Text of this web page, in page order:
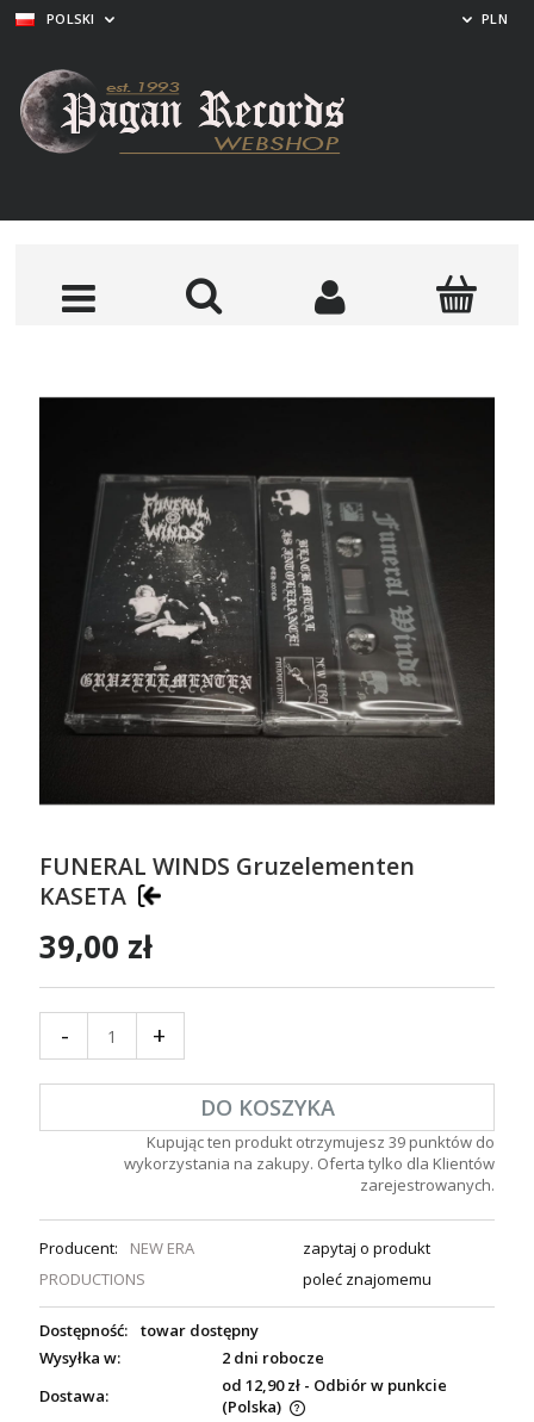
POLSKI PLN
FUNERAL WINDS Gruzelementen
KASETA
39,00 zł
- +
DO KOSZYKA
Kupując ten produkt otrzymujesz 39 punktów do
wykorzystania na zakupy. Oferta tylko dla Klientów
zarejestrowanych.
Producent:
NEW ERA
PRODUCTIONS
zapytaj o produkt
poleć znajomemu
Dostępność:
towar dostępny
Wysyłka w:
2 dni robocze
Dostawa:
od 12,90 zł - Odbiór w punkcie
(Polska)